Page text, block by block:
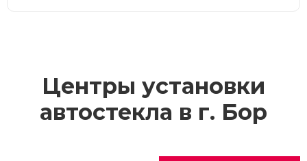
Центры установки
автостекла в г. Бор